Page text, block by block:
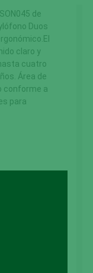
de
Duos
claro y
cuatro
Área de
conforme a
para